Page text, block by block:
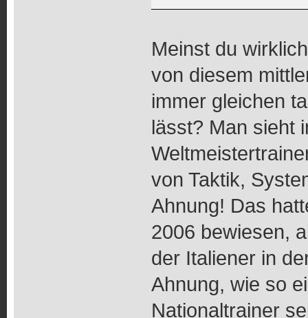
Meinst du
von diesem
immer gleichen
lässt? Man sieht
von Taktik,
Ahnung! Das
2006 bewiesen,
der Italiener in
Ahnung, wie so
Nationaltrainer